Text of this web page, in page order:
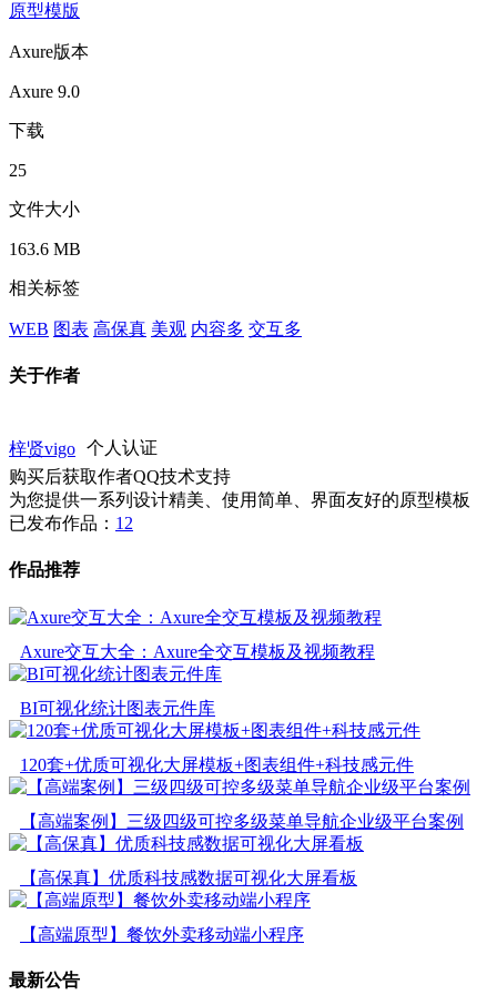
原型模版
Axure版本
Axure 9.0
下载
25
文件大小
163.6 MB
相关标签
WEB 图表 高保真 美观 内容多 交互多
关于作者
梓贤vigo
个人认证
购买后获取作者QQ技术支持
为您提供一系列设计精美、使用简单、界面友好的原型模板
已发布作品： 12
作品推荐
Axure交互大全：Axure全交互模板及视频教程
BI可视化统计图表元件库
120套+优质可视化大屏模板+图表组件+科技感元件
【高端案例】三级四级可控多级菜单导航企业级平台案例
【高保真】优质科技感数据可视化大屏看板
【高端原型】餐饮外卖移动端小程序
最新公告